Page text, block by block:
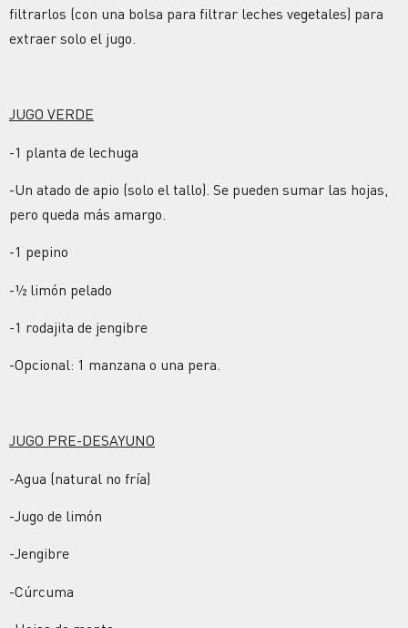
filtrarlos (con una bolsa para filtrar leches vegetales) para
extraer solo el jugo.
JUGO VERDE
-1 planta de lechuga
-Un atado de apio (solo el tallo). Se pueden sumar las hojas,
pero queda más amargo.
-1 pepino
-½ limón pelado
-1 rodajita de jengibre
-Opcional: 1 manzana o una pera.
JUGO PRE-DESAYUNO
-Agua (natural no fría)
-Jugo de limón
-Jengibre
-Cúrcuma